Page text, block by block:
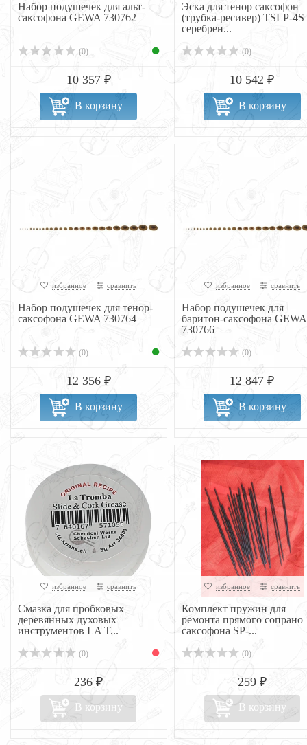
Набор подушечек для альт-
саксофона GEWA 730762
(0)
10 357 ₽
В корзину
Эска для тенор саксофон
(трубка-ресивер) TSLP-4S
серебрен...
(0)
10 542 ₽
В корзину
избранное сравнить
Набор подушечек для тенор-
саксофона GEWA 730764
(0)
12 356 ₽
В корзину
избранное сравнить
Набор подушечек для
баритон-саксофона GEWA
730766
(0)
12 847 ₽
В корзину
избранное сравнить
Смазка для пробковых
деревянных духовых
инструментов LA T...
(0)
236 ₽
В корзину
избранное сравнить
Комплект пружин для
ремонта прямого сопрано
саксофона SP-...
(0)
259 ₽
В корзину